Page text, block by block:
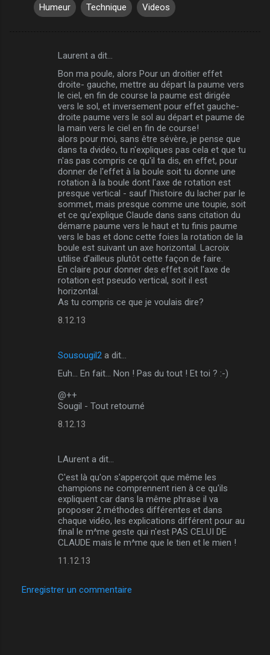
Humeur Technique Videos
Laurent a dit…
Bon ma poule, alors Pour un droitier effet
droite- gauche, mettre au départ la paume vers
le ciel, en fin de course la paume est dirigée
vers le sol, et inversement pour effet gauche-
droite paume vers le sol au départ et paume de
la main vers le ciel en fin de course!
alors pour moi, sans être sévère, je pense que
dans ta dvidéo, tu n'expliques pas cela et que tu
n'as pas compris ce qu'il ta dis, en effet, pour
donner de l'effet à la boule soit tu donne une
rotation à la boule dont l'axe de rotation est
presque vertical - sauf l'histoire du lacher par le
sommet, mais presque comme une toupie, soit
et ce qu'explique Claude dans sans citation du
démarre paume vers le haut et tu finis paume
vers le bas et donc cette foies la rotation de la
boule est suivant un axe horizontal. Lacroix
utilise d'ailleus plutôt cette façon de faire.
En claire pour donner des effet soit l'axe de
rotation est pseudo vertical, soit il est
horizontal.
As tu compris ce que je voulais dire?
8.12.13
Sousougil2 a dit…
Euh... En fait... Non ! Pas du tout ! Et toi ? :-)
@++
Sougil - Tout retourné
8.12.13
LAurent a dit…
C'est là qu'on s'apperçoit que même les
champions ne comprennent rien à ce qu'ils
expliquent car dans la même phrase il va
proposer 2 méthodes différentes et dans
chaque vidéo, les explications différent pour au
final le m^me geste qui n'est PAS CELUI DE
CLAUDE mais le m^me que le tien et le mien !
11.12.13
Enregistrer un commentaire